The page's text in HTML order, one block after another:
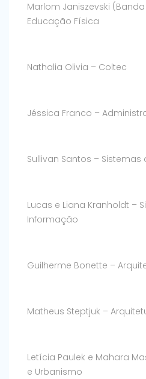
Marlom Janiszevski
Educação Física
Nathalia Olivia – Coltec
Jéssica Franco –
Sullivan Santos –
Lucas e Liana Kranholdt –
Informação
Guilherme Bonette –
Matheus Steptjuk –
Letícia Paulek e Mahara
e Urbanismo